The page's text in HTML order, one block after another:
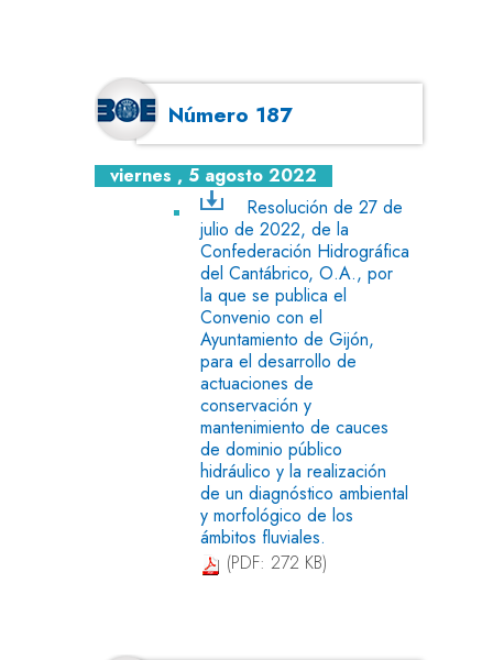
Número 187
viernes , 5 agosto 2022
Resolución de 27 de
julio de 2022, de la
Confederación Hidrográfica
del Cantábrico, O.A., por
la que se publica el
Convenio con el
Ayuntamiento de Gijón,
para el desarrollo de
actuaciones de
conservación y
mantenimiento de cauces
de dominio público
hidráulico y la realización
de un diagnóstico ambiental
y morfológico de los
ámbitos fluviales.
(PDF: 272 KB)